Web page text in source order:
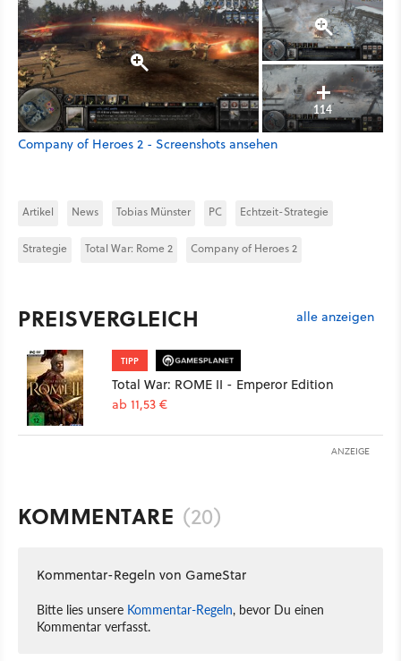
114
Company of Heroes 2 - Screenshots ansehen
Artikel News Tobias Münster PC Echtzeit-Strategie
Strategie Total War: Rome 2 Company of Heroes 2
PREISVERGLEICH alle anzeigen
TIPP
Total War: ROME II - Emperor Edition
ab 11,53 €
ANZEIGE
KOMMENTARE (20)
Kommentar-Regeln von GameStar
Bitte lies unsere Kommentar-Regeln, bevor Du einen
Kommentar verfasst.